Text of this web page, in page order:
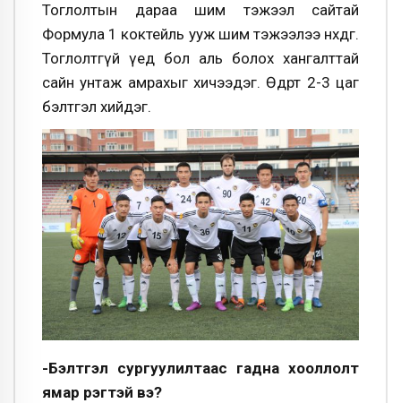
Тоглолтын дараа шим тэжээл сайтай
Формула 1 коктейль ууж шим тэжээлээ нөхдөг.
Тоглолтгүй үед бол аль болох хангалттай
сайн унтаж амрахыг хичээдэг. Өдөрт 2-3 цаг
бэлтгэл хийдэг.
-Бэлтгэл сургуулилтаас гадна хооллолт
ямар үүрэгтэй вэ?